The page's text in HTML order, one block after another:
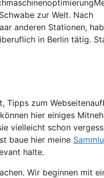
zur Welt. Nach
anderen Stationen,
in Berlin tätig.
Tipps zum
hier einiges
vielleicht schon
baue hier meine
halte.
Wir beginnen mit